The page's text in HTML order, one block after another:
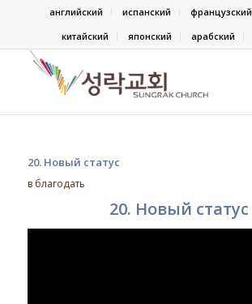
английский испанский французский
китайский
японский арабский
20. Новый статус
в благодать
20. Новый статус